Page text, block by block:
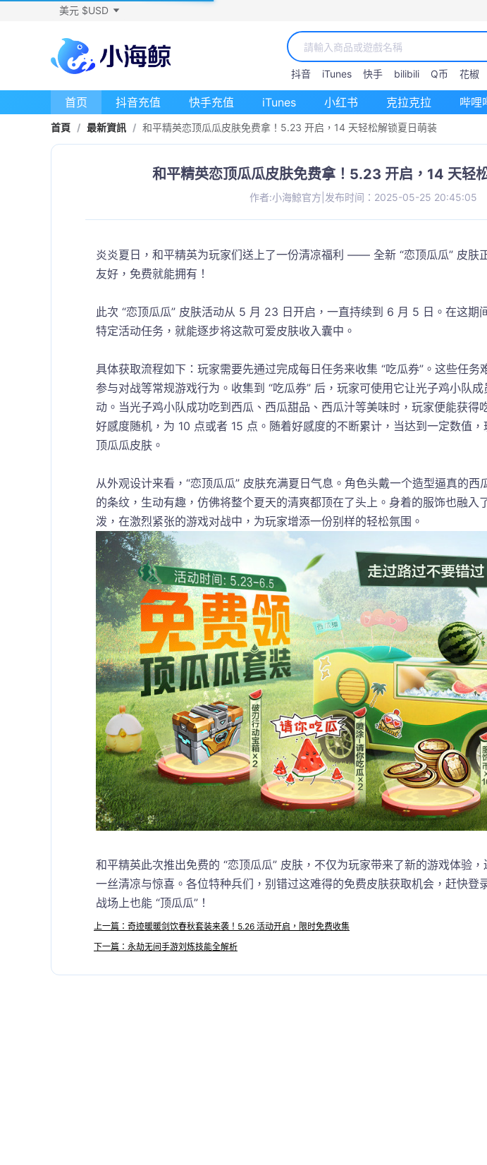
美元 $USD
抖音 iTunes 快手 bilibili Q币 花椒
首页 抖音充值 快手充值 iTunes 小红书 克拉克拉 哔哩
首頁 / 最新資訊 / 和平精英恋顶瓜瓜皮肤免费拿！5.23 开启，14 天轻松解锁夏日萌装
和平精英恋顶瓜瓜皮肤免费拿！5.23 开启，14 天轻
作者:小海鯨官方 发布时间：2025-05-25 20:45:05
炎炎夏日，和平精英为玩家们送上了一份清凉福利 —— 全新 “恋顶瓜瓜” 皮肤
友好，免费就能拥有！​
此次 “恋顶瓜瓜” 皮肤活动从 5 月 23 日开启，一直持续到 6 月 5 日。在这期
特定活动任务，就能逐步将这款可爱皮肤收入囊中。​
具体获取流程如下：玩家需要先通过完成每日任务来收集 “吃瓜券”。这些任务
参与对战等常规游戏行为。收集到 “吃瓜券” 后，玩家可使用它让光子鸡小队
动。当光子鸡小队成功吃到西瓜、西瓜甜品、西瓜汁等美味时，玩家便能获得
好感度随机，为 10 点或者 15 点。随着好感度的不断累计，当达到一定数值
顶瓜瓜皮肤。​
从外观设计来看，“恋顶瓜瓜” 皮肤充满夏日气息。角色头戴一个造型逼真的西
的条纹，生动有趣，仿佛将整个夏天的清爽都顶在了头上。身着的服饰也融入
泼，在激烈紧张的游戏对战中，为玩家增添一份别样的轻松氛围。​
和平精英此次推出免费的 “恋顶瓜瓜” 皮肤，不仅为玩家带来了新的游戏体验
一丝清凉与惊喜。各位特种兵们，别错过这难得的免费皮肤获取机会，赶快登
战场上也能 “顶瓜瓜”！
上一篇：奇迹暖暖剑饮春秋套装来袭！5.26 活动开启，限时免费收集
下一篇：永劫无间手游刘炼技能全解析